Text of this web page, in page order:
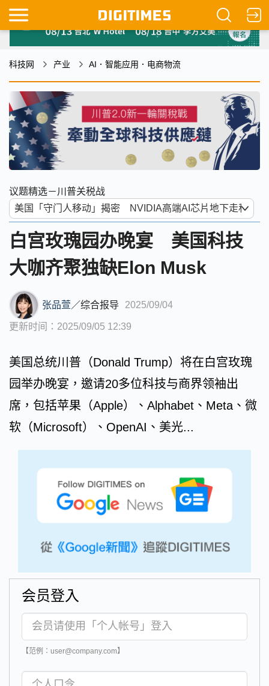
科技网 产业 AI．智能应用．电商物流
议题精选－川普关税战
白宫玫瑰园办晚宴 美国科技
大咖齐聚独缺Elon Musk
张品萱 ／综合报导 2025/09/04
更新时间：2025/09/05 12:39
美国总统川普（Donald Trump）将在白宫玫瑰
园举办晚宴，邀请20多位科技与商界领袖出
席，包括苹果（Apple）、Alphabet、Meta、微
软（Microsoft）、OpenAI、美光...
会员登入
【范例：user@company.com】